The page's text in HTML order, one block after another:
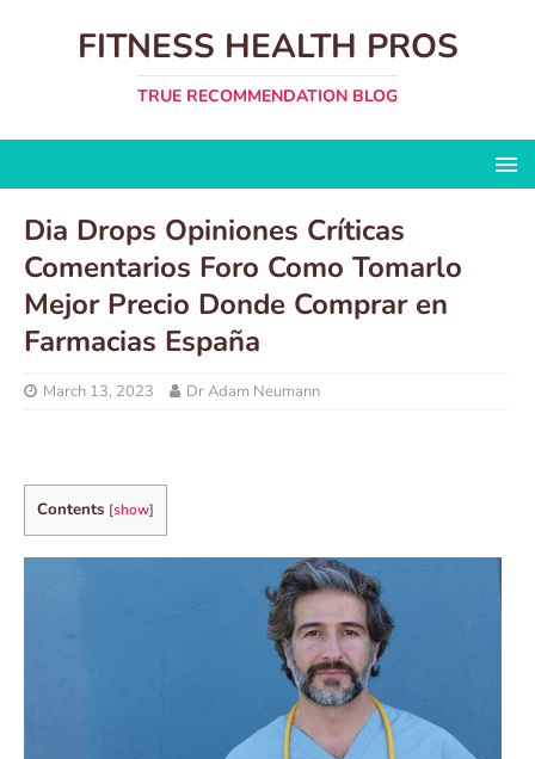
FITNESS HEALTH PROS
TRUE RECOMMENDATION BLOG
Dia Drops Opiniones Críticas
Comentarios Foro Como Tomarlo
Mejor Precio Donde Comprar en
Farmacias España
March 13, 2023 Dr Adam Neumann
Contents [show]